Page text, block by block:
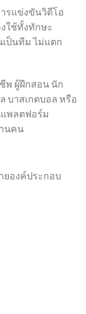
รแข่งขันวิดีโอ
ใช้ทั้งทักษะ
ป็นทีม ไม่แตก
พ ผู้ฝึกสอน นัก
บาสเกตบอล หรือ
พลตฟอร์ม
นคน
องค์ประกอบ